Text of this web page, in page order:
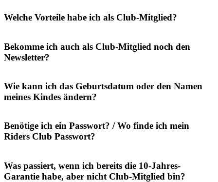
Welche Vorteile habe ich als Club-Mitglied?
Bekomme ich auch als Club-Mitglied noch den
Newsletter?
Wie kann ich das Geburtsdatum oder den Namen
meines Kindes ändern?
Benötige ich ein Passwort? / Wo finde ich mein
Riders Club Passwort?
Was passiert, wenn ich bereits die 10-Jahres-
Garantie habe, aber nicht Club-Mitglied bin?